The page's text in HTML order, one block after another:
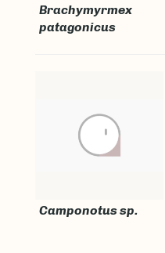
Brachymyrmex
patagonicus
Camponotus sp.